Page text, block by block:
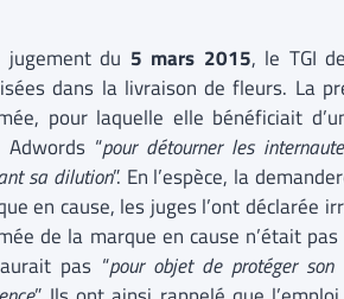
jugement du 5 mars 2015, le TGI
dans la livraison de fleurs. La
pour laquelle elle bénéficiait
Adwords “pour détourner les
sa dilution”. En l’espèce, la
en cause, les juges l’ont déclarée
de la marque en cause n’était
pas “pour objet de protéger